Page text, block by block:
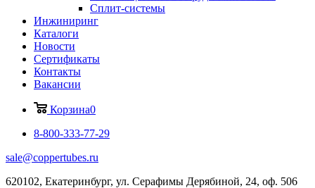
Сплит-системы
Инжиниринг
Каталоги
Новости
Сертификаты
Контакты
Вакансии
Корзина0
8-800-333-77-29
sale@coppertubes.ru
620102, Екатеринбург, ул. Серафимы Дерябиной, 24, оф. 506